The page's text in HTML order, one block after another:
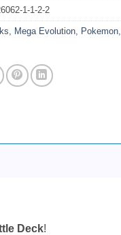
1-1-2-2
, Mega Evolution, Pokemon,
Deck!